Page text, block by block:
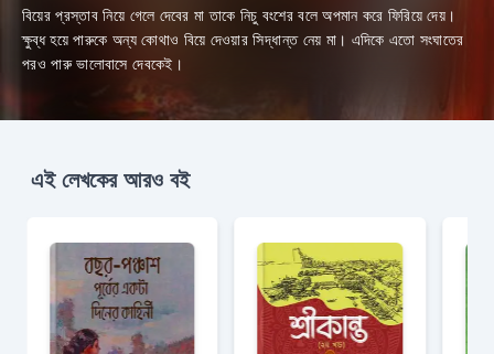
বিয়ের প্রস্তাব নিয়ে গেলে দেবের মা তাকে নিচু বংশের বলে অপমান করে ফিরিয়ে দেয়।
ক্ষুব্ধ হয়ে পারুকে অন্য কোথাও বিয়ে দেওয়ার সিদ্ধান্ত নেয় মা। এদিকে এতো সংঘাতের
পরও পারু ভালোবাসে দেবকেই।
এই লেখকের আরও বই